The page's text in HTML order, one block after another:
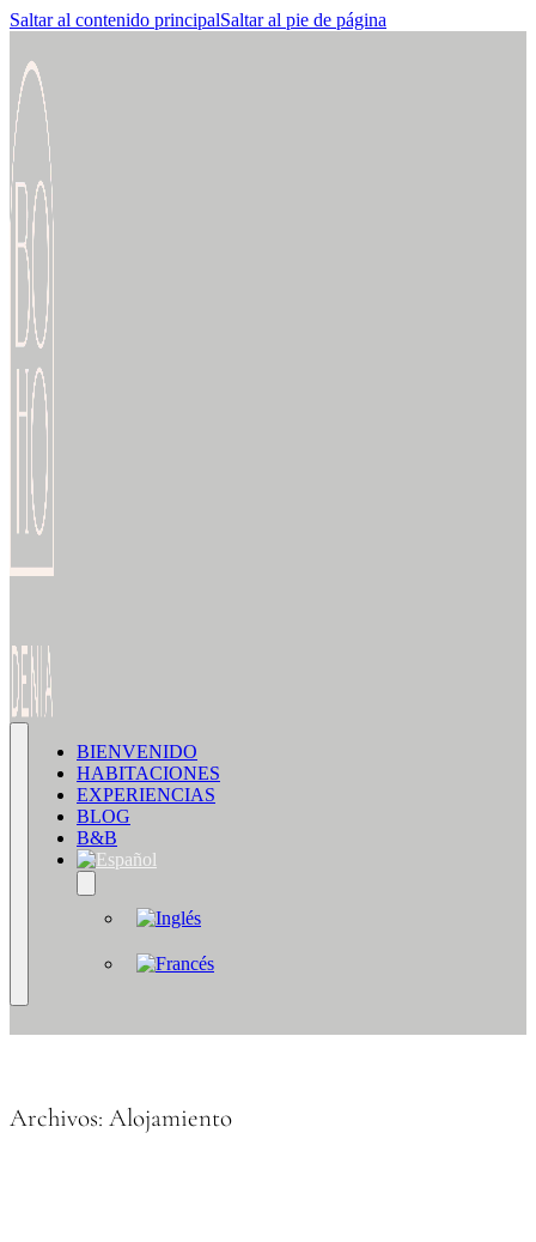
Saltar al contenido principalSaltar al pie de página
BIENVENIDO
HABITACIONES
EXPERIENCIAS
BLOG
B&B
Archivos: Alojamiento